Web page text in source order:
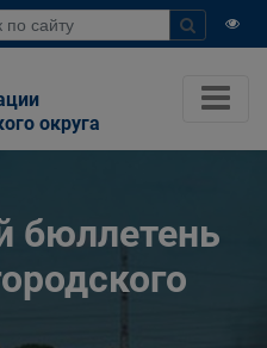
округа
бюллетень